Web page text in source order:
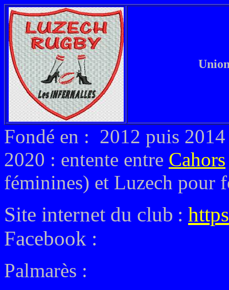
Fondé en : 2012 puis
2020 : entente entre Cahors
féminines) et Luzech pour
Site internet du club :
Facebook :
Palmarès :